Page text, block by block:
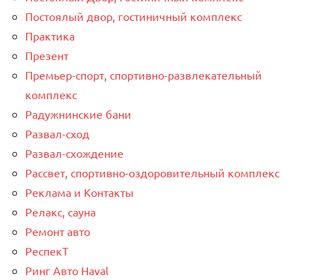
Постоялый двор, гостиничный комплекс
Практика
Презент
Премьер-спорт, спортивно-развлекательный
комплекс
Радужнинские бани
Развал-сход
Развал-схождение
Рассвет, спортивно-оздоровительный комплекс
Реклама и Контакты
Релакс, сауна
Ремонт авто
РеспекТ
Ринг Авто Haval